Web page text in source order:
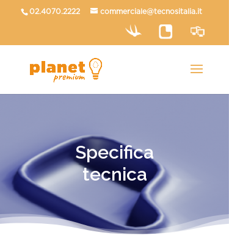
02.4070.2222 commerciale@tecnositalia.it
Specifica
tecnica